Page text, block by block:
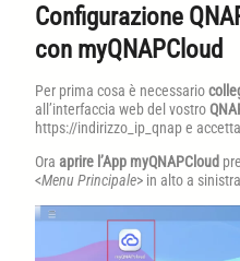
Configurazione
con myQNAPCloud
Per prima cosa è necessario
all’interfaccia web del vostro
https://indirizzo_ip_qnap e
Ora aprire l’App myQNAPCloud
<Menu Principale> in alto a